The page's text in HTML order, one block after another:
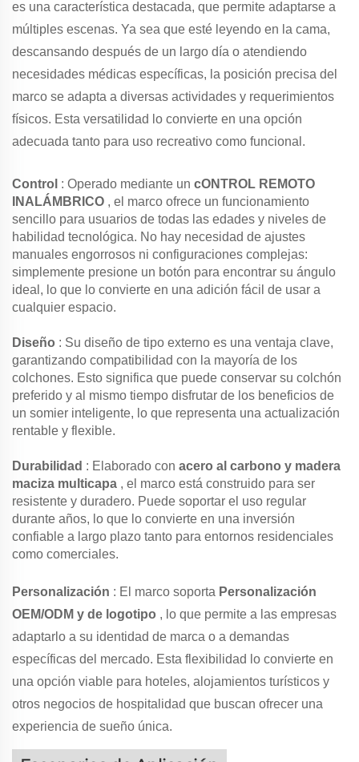
es una característica destacada, que permite adaptarse a
múltiples escenas. Ya sea que esté leyendo en la cama,
descansando después de un largo día o atendiendo
necesidades médicas específicas, la posición precisa del
marco se adapta a diversas actividades y requerimientos
físicos. Esta versatilidad lo convierte en una opción
adecuada tanto para uso recreativo como funcional.
Control : Operado mediante un cONTROL REMOTO
INALÁMBRICO , el marco ofrece un funcionamiento
sencillo para usuarios de todas las edades y niveles de
habilidad tecnológica. No hay necesidad de ajustes
manuales engorrosos ni configuraciones complejas:
simplemente presione un botón para encontrar su ángulo
ideal, lo que lo convierte en una adición fácil de usar a
cualquier espacio.
Diseño : Su diseño de tipo externo es una ventaja clave,
garantizando compatibilidad con la mayoría de los
colchones. Esto significa que puede conservar su colchón
preferido y al mismo tiempo disfrutar de los beneficios de
un somier inteligente, lo que representa una actualización
rentable y flexible.
Durabilidad : Elaborado con acero al carbono y madera
maciza multicapa , el marco está construido para ser
resistente y duradero. Puede soportar el uso regular
durante años, lo que lo convierte en una inversión
confiable a largo plazo tanto para entornos residenciales
como comerciales.
Personalización : El marco soporta Personalización
OEM/ODM y de logotipo , lo que permite a las empresas
adaptarlo a su identidad de marca o a demandas
específicas del mercado. Esta flexibilidad lo convierte en
una opción viable para hoteles, alojamientos turísticos y
otros negocios de hospitalidad que buscan ofrecer una
experiencia de sueño única.